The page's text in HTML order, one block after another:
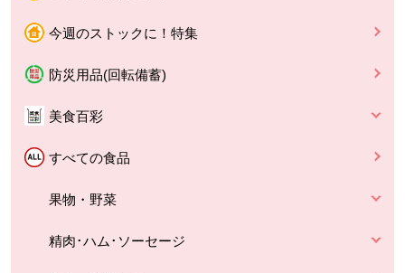
今週のストックに！特集
防災用品(回転備蓄)
美食百彩
すべての食品
果物・野菜
精肉･ハム･ソーセージ